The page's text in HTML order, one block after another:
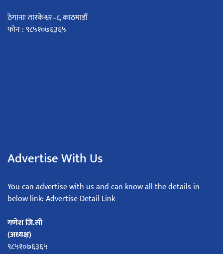
ठेगानाः तारकेश्वर–८, काठमाडौं
फोन : ९८५१०७६३६५
Advertise With Us
You can advertise with us and can know all the details in
below link: Advertise Detail Link
गणेश जि.सी
(अध्यक्ष)
९८५१०७६३६५